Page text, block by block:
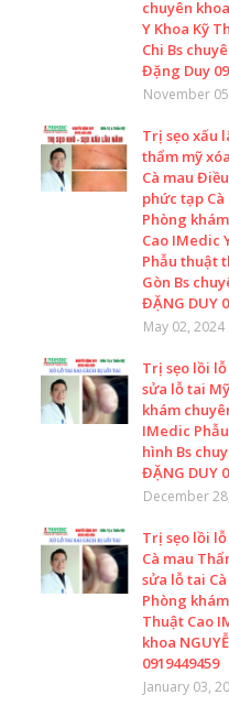
chuyên
Y Khoa Kỹ
Chi Bs
Đặng Duy
November
Trị sẹo xấu
thẩm mỹ
Cà mau
phức tạp
Phòng
Cao IMedic
Phẫu thuật
Gòn Bs
ĐẶNG DUY
May 02, 2024
Trị sẹo lồi
sửa lỗ tai
khám
IMedic
hình Bs
ĐẶNG DUY
December
Trị sẹo lồi
Cà mau
sửa lỗ tai
Phòng
Thuật Cao
khoa
0919449459
January 03,